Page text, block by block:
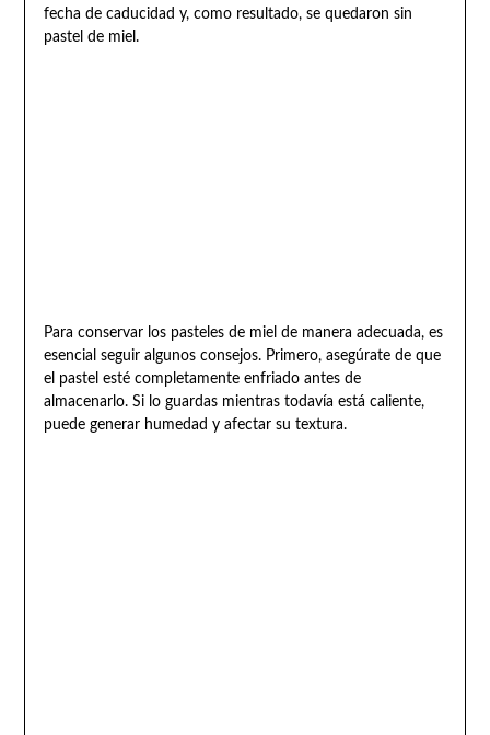
fecha de caducidad y, como resultado, se quedaron sin
pastel de miel.
Para conservar los pasteles de miel de manera adecuada, es
esencial seguir algunos consejos. Primero, asegúrate de que
el pastel esté completamente enfriado antes de
almacenarlo. Si lo guardas mientras todavía está caliente,
puede generar humedad y afectar su textura.